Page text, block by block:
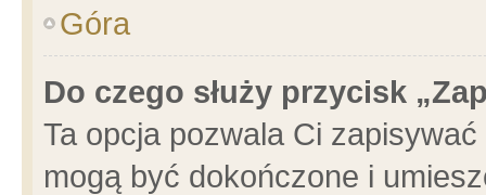
Góra
Do czego służy przycisk
Ta opcja pozwala Ci
mogą być dokończone i